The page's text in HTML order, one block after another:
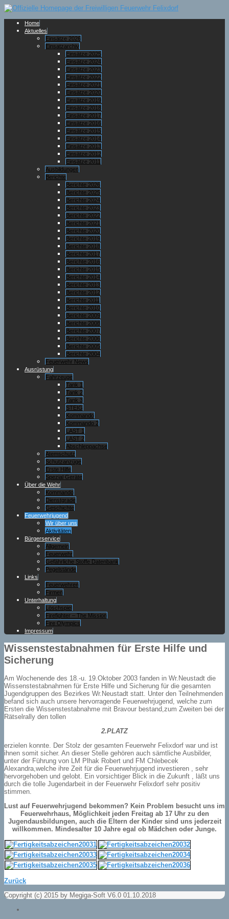
Home
Aktuelles
Einsätze 2026
Einsatzarchiv
Einsätze 2025
Einsätze 2024
Einsätze 2023
Einsätze 2022
Einsätze 2021
Einsätze 2020
Einsätze 2019
Einsätze 2018
Einsätze 2017
Einsätze 2016
Einsätze 2015
Einsätze 2014
Einsätze 2013
Einsätze 2012
Einsätze 2011
Ausbildungen
Berichte
Berichte 2026
Berichte 2025
Berichte 2024
Berichte 2023
Berichte 2022
Berichte 2021
Berichte 2020
Berichte 2019
Berichte 2018
Berichte 2017
Berichte 2016
Berichte 2015
Berichte 2014
Berichte 2013
Berichte 2012
Berichte 2011
Berichte 2010
Berichte 2009
Berichte 2008
Berichte 2007
Berichte 2006
Berichte 2005
Berichte 2004
Feuerwehr News
Ausrüstung
Fahrzeuge
Tank 1
Tank 2
Tank 3
STEIG
Kommando
Kommando 2
LAST 1
LAST 2
Abschleppachse
Atemschutz
Schutzanzüge
Erste Hilfe
Spezial Geräte
Über die Wehr
Kommando
Dienstgrade
Geschichte
Feuerwehrjugend
Wir über uns
Aktivitäten
Bürgerservice
Allgemein
Feuerwehr
Gefährliche Stoffe Datenbank
Pegelstände
Links
Feuerwehren
Firmen
Unterhaltung
Löschspiel
Firefighter – The Mission
Fire Olympics
Impressum
Wissenstestabnahmen für Erste Hilfe und
Sicherung
Am Wochenende des 18.-u. 19.Oktober 2003 fanden in Wr.Neustadt die
Wissenstestabnahmen für Erste Hilfe und Sicherung für die gesamten
Jugendgruppen des Bezirkes Wr.Neustadt statt. Unter den Teilnehmenden
befand sich auch unsere hervorragende Feuerwehrjugend, welche zum
Ersten die Wissenstestabnahme mit Bravour bestand,zum Zweiten bei der
Rätselrally den tollen
2.PLATZ
erzielen konnte. Der Stolz der gesamten Feuerwehr Felixdorf war und ist
ihnen somit sicher. An dieser Stelle gehören auch sämtliche Ausbilder,
unter der Führung von LM Plhak Robert und FM Chlebecek
Alexandra,welche ihre Zeit für die Feuerwehrjugend investieren , sehr
hervorgehoben und gelobt. Ein vorsichtiger Blick in die Zukunft , läßt uns
durch die tolle Jugendarbeit in der Feuerwehr Felixdorf sehr positiv
stimmen.
Lust auf Feuerwehrjugend bekommen? Kein Problem besucht uns im
Feuerwehrhaus, Möglichkeit jeden Freitag ab 17 Uhr zu den
Jugendausbildungen, auch die Eltern der Kinder sind uns jederzeit
willkommen. Mindesalter 10 Jahre egal ob Mädchen oder Junge.
Zurück
Copyright (c) 2015 by Megiga-Soft V6.0 01.10.2018